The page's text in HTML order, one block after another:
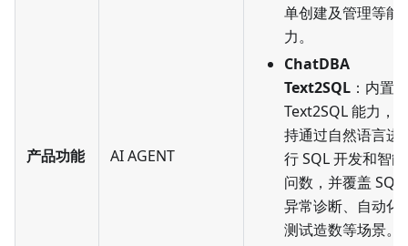
产品功能 AI AGENT
单创建及管理等能
力。
ChatDBA
Text2SQL ：内置
Text2SQL 能力，
持通过自然语言进
行 SQL 开发和智能
问数，并覆盖 SQL
异常诊断、自动化
测试造数等场景。